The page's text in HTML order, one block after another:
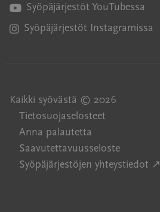
Syöpäjärjestöt YouTubessa
Avautuu uuteen ikkunaan
Syöpäjärjestöt Instagramissa
Avautuu uuteen ikkunaan
Kaikki syövästä © 2026
Tietosuojaselosteet
Anna palautetta
Saavutettavuusseloste
Syöpäjärjestöjen yhteystiedot ↗